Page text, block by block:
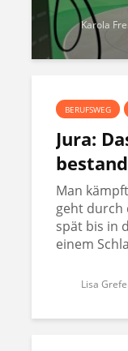
Karola
BERUFSWEG
Jura:
Man
geht durch
spät bis in
einem
Lisa